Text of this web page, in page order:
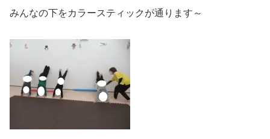
みんなの下をカラースティックが通ります～